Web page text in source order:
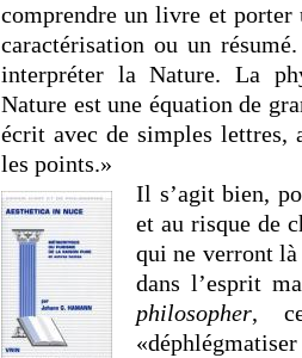
comprendre un livre et
caractérisation ou un
interpréter la Nature. La
Nature est une équation de
écrit avec de simples lettres,
les points.»
Il s’agit bien,
et au risque de
qui ne verront là
dans l’esprit
philosopher,